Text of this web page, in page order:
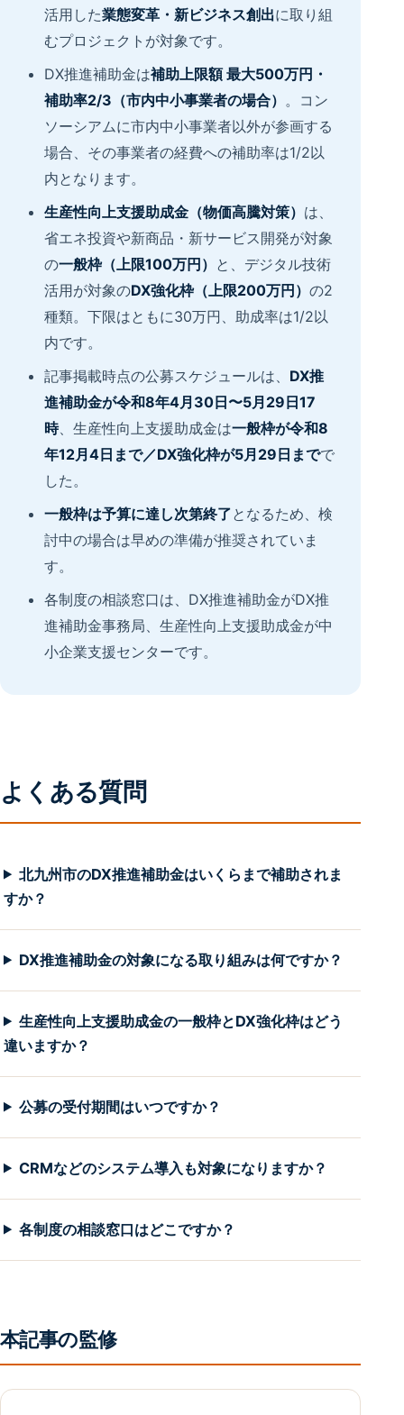
活用した業態変革・新ビジネス創出に取り組
むプロジェクトが対象です。
DX推進補助金は補助上限額 最大500万円・
補助率2/3（市内中小事業者の場合） 。コン
ソーシアムに市内中小事業者以外が参画する
場合、その事業者の経費への補助率は1/2以
内となります。
生産性向上支援助成金（物価高騰対策） は、
省エネ投資や新商品・新サービス開発が対象
の一般枠（上限100万円） と、デジタル技術
活用が対象のDX強化枠（上限200万円） の2
種類。下限はともに30万円、助成率は1/2以
内です。
記事掲載時点の公募スケジュールは、 DX推
進補助金が令和8年4月30日〜5月29日17
時、生産性向上支援助成金は一般枠が令和8
年12月4日まで／DX強化枠が5月29日までで
した。
一般枠は予算に達し次第終了となるため、検
討中の場合は早めの準備が推奨されていま
す。
各制度の相談窓口は、DX推進補助金がDX推
進補助金事務局、生産性向上支援助成金が中
小企業支援センターです。
よくある質問
北九州市のDX推進補助金はいくらまで補助されま
すか？
DX推進補助金の対象になる取り組みは何ですか？
生産性向上支援助成金の一般枠とDX強化枠はどう
違いますか？
公募の受付期間はいつですか？
CRMなどのシステム導入も対象になりますか？
各制度の相談窓口はどこですか？
本記事の監修